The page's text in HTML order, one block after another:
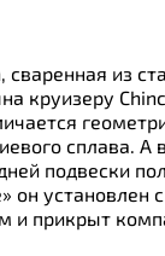
из
круизеру
сплава. А
подвески
он установлен
и прикрыт